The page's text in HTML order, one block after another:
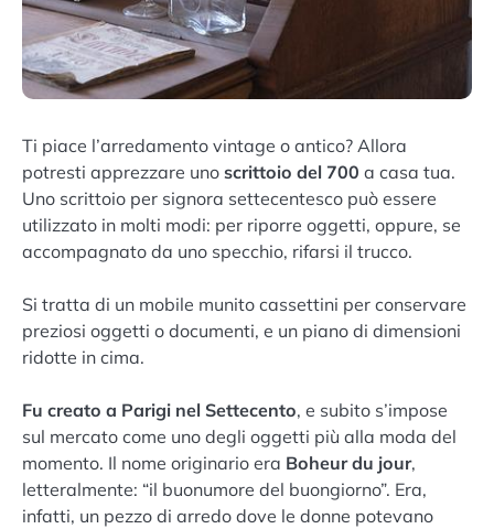
Ti piace l’arredamento vintage o antico? Allora
potresti apprezzare uno scrittoio del 700 a casa tua.
Uno scrittoio per signora settecentesco può essere
utilizzato in molti modi: per riporre oggetti, oppure, se
accompagnato da uno specchio, rifarsi il trucco.
Si tratta di un mobile munito cassettini per conservare
preziosi oggetti o documenti, e un piano di dimensioni
ridotte in cima.
Fu creato a Parigi nel Settecento, e subito s’impose
sul mercato come uno degli oggetti più alla moda del
momento. Il nome originario era Boheur du jour,
letteralmente: “il buonumore del buongiorno”. Era,
infatti, un pezzo di arredo dove le donne potevano